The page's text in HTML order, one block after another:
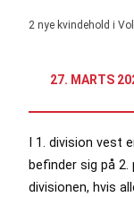
2 nye kvindehold i
27. MARTS
I 1. division vest
befinder sig på 2.
divisionen, hvis